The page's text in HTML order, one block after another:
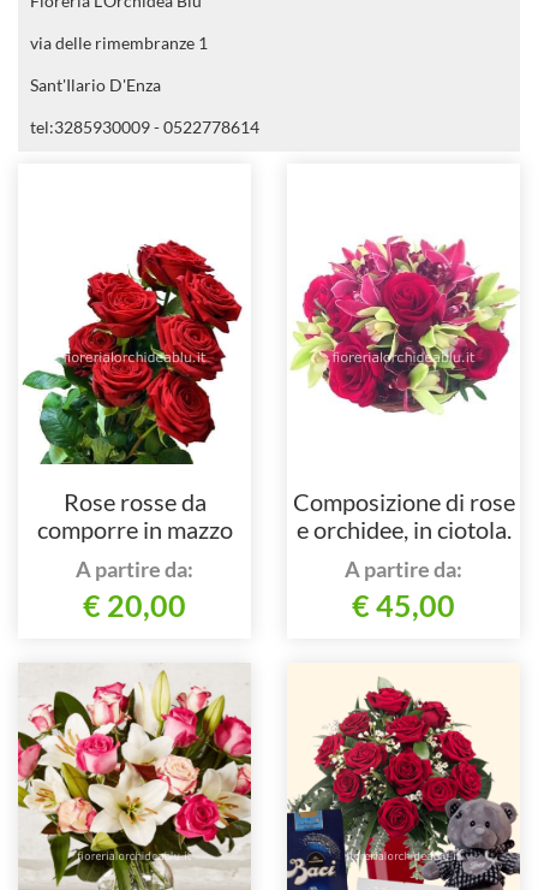
via delle rimembranze 1
Sant'Ilario D'Enza
tel:3285930009 - 0522778614
Rose rosse da
comporre in mazzo
per numero di steli.
A partire da:
€ 20,00
Composizione di rose
e orchidee, in ciotola.
A partire da:
€ 45,00